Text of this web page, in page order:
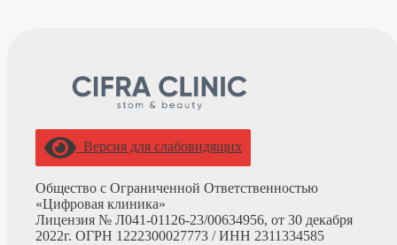
Версия для слабовидящих
Общество с Ограниченной Ответственностью
«Цифровая клиника»
Лицензия № Л041-01126-23/00634956, от 30 декабря
2022г. ОГРН 1222300027773 / ИНН 2311334585